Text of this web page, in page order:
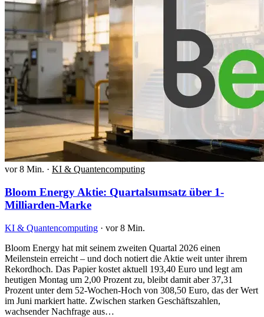
vor 8 Min. · KI & Quantencomputing
Bloom Energy Aktie: Quartalsumsatz über 1-
Milliarden-Marke
KI & Quantencomputing · vor 8 Min.
Bloom Energy hat mit seinem zweiten Quartal 2026 einen
Meilenstein erreicht – und doch notiert die Aktie weit unter ihrem
Rekordhoch. Das Papier kostet aktuell 193,40 Euro und legt am
heutigen Montag um 2,00 Prozent zu, bleibt damit aber 37,31
Prozent unter dem 52-Wochen-Hoch von 308,50 Euro, das der Wert
im Juni markiert hatte. Zwischen starken Geschäftszahlen,
wachsender Nachfrage aus…